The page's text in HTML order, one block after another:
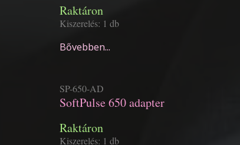
Raktáron
Kiszerelés: 1 db
Bővebben...
SP-650-AD
SoftPulse 650 adapter
Raktáron
Kiszerelés: 1 db